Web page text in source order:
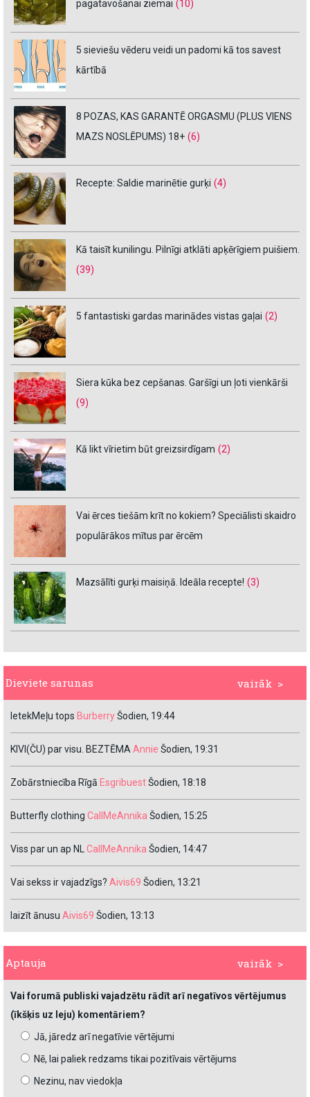
pagatavošanai ziemai (10)
5 sieviešu vēderu veidi un padomi kā tos savest
kārtībā
8 POZAS, KAS GARANTĒ ORGASMU (PLUS VIENS
MAZS NOSLĒPUMS) 18+ (6)
Recepte: Saldie marinētie gurķi (4)
Kā taisīt kunilingu. Pilnīgi atklāti apķērīgiem puišiem.
(39)
5 fantastiski gardas marinādes vistas gaļai (2)
Siera kūka bez cepšanas. Garšīgi un ļoti vienkārši
(9)
Kā likt vīrietim būt greizsirdīgam (2)
Vai ērces tiešām krīt no kokiem? Speciālisti skaidro
populārākos mītus par ērcēm
Mazsālīti gurķi maisiņā. Ideāla recepte! (3)
vairāk >
Dieviete sarunas
IetekMeļu tops BurberryŠodien, 19:44
KIVI(ČU) par visu. BEZTĒMAAnnie Šodien, 19:31
Zobārstniecība Rīgā EsgribuestŠodien, 18:18
Butterfly clothing CallMeAnnika Šodien, 15:25
Viss par un ap NLCallMeAnnika Šodien, 14:47
Vai sekss ir vajadzīgs? Aivis69 Šodien, 13:21
laizīt ānusu Aivis69 Šodien, 13:13
vairāk >
Aptauja
Vai forumā publiski vajadzētu rādīt arī negatīvos vērtējumus
(īkšķis uz leju) komentāriem?
Jā, jāredz arī negatīvie vērtējumi
Nē, lai paliek redzams tikai pozitīvais vērtējums
Nezinu, nav viedokļa